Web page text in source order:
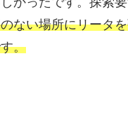
ない場所にリータ
。